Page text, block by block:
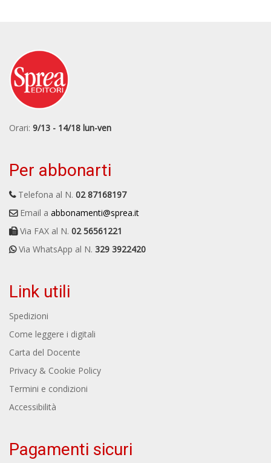
Orari: 9/13 - 14/18 lun-ven
Per abbonarti
Telefona al N. 02 87168197
Email a abbonamenti@sprea.it
Via FAX al N. 02 56561221
Via WhatsApp al N. 329 3922420
Link utili
Spedizioni
Come leggere i digitali
Carta del Docente
Privacy & Cookie Policy
Termini e condizioni
Accessibilità
Pagamenti sicuri